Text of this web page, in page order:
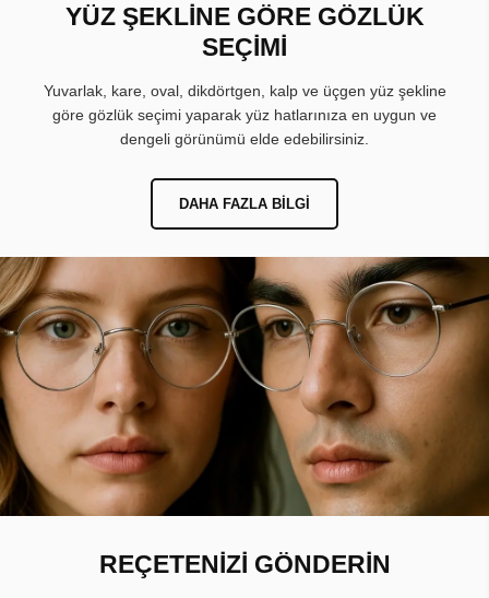
YÜZ ŞEKLİNE GÖRE GÖZLÜK
SEÇİMİ
Yuvarlak, kare, oval, dikdörtgen, kalp ve üçgen yüz şekline
göre gözlük seçimi yaparak yüz hatlarınıza en uygun ve
dengeli görünümü elde edebilirsiniz.
DAHA FAZLA BILGI
REÇETENİZİ GÖNDERİN